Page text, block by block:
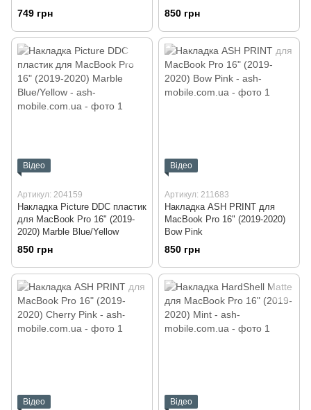
749 грн 850 грн
Відео
Артикул: 204159
Накладка Picture DDC пластик
для MacBook Pro 16" (2019-
2020) Marble Blue/Yellow
850 грн
Відео
Артикул: 211683
Накладка ASH PRINT для
MacBook Pro 16" (2019-2020)
Bow Pink
850 грн
Відео Відео